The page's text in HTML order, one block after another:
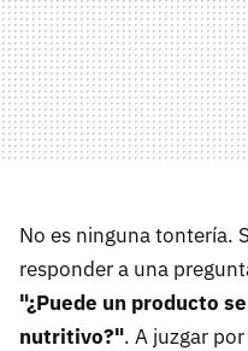
No es ninguna tontería.
responder a una
"¿Puede un producto
nutritivo?". A juzgar